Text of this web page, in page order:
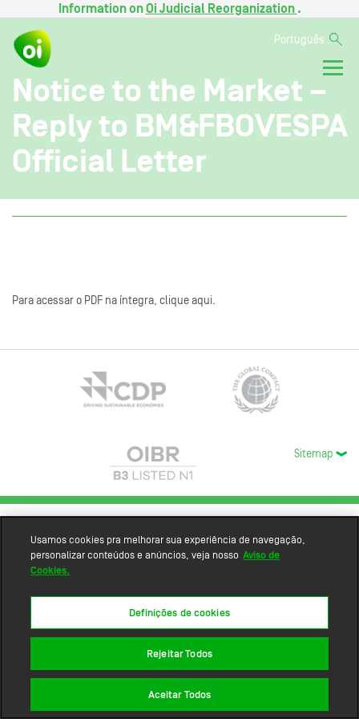
Information onOi Judicial Reorganization .
Português
Notice to the Market –
Reply to BM&FBOVESPA
Official Letter
Para acessar o PDF na íntegra, clique aqui.
Sitemap
Usamos cookies pra melhorar sua experiência de navegação,
personalizar conteúdos e anúncios, veja nosso Aviso de
Cookies.
Definições de cookies
Rejeitar Todos
Aceitar Todos